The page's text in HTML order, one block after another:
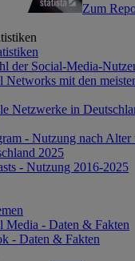
Zum
der Social-Media-
Networks mit den
Netzwerke in
- Nutzung nach Alter
2025
- Nutzung 2016-2025
Media - Daten & Fakten
- Daten & Fakten